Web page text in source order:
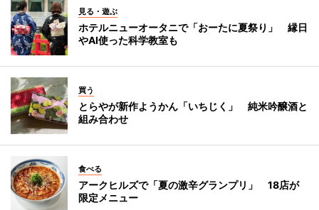
見る・遊ぶ
ホテルニューオータニで「おーたに夏祭り」 縁日
やAI使った科学教室も
買う
とらやが新作ようかん「いちじく」 純米吟醸酒と
組み合わせ
食べる
アークヒルズで「夏の激辛グランプリ」 18店が
限定メニュー